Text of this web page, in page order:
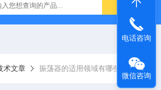
80-2A低速离心机 YXJ-2高速离心机
术文章 振荡器的适用领域有哪些？
电话咨询
微信咨询